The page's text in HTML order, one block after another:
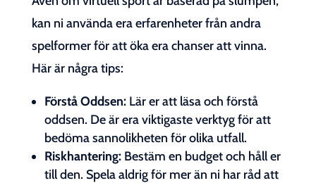
kan ni använda era erfarenheter från andra
spelformer för att öka era chanser att vinna.
Här är några tips:
Förstå Oddsen:Lär er att läsa och förstå
oddsen. De är era viktigaste verktyg för att
bedöma sannolikheten för olika utfall.
Riskhantering:Bestäm en budget och håll er
till den. Spela aldrig för mer än ni har råd att